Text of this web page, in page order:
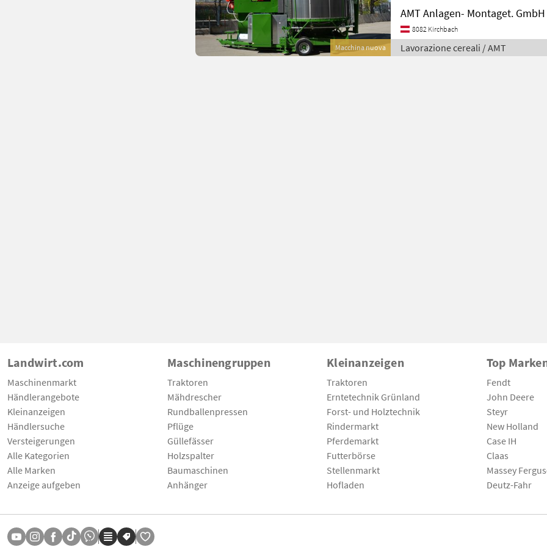
Macchina nuova
AMT Anlagen- Montaget. GmbH
8082 Kirchbach
Lavorazione cereali / AMT
Landwirt.com
Maschinenmarkt
Händlerangebote
Kleinanzeigen
Händlersuche
Versteigerungen
Alle Kategorien
Alle Marken
Anzeige aufgeben
Maschinengruppen
Traktoren
Mähdrescher
Rundballenpressen
Pflüge
Güllefässer
Holzspalter
Baumaschinen
Anhänger
Kleinanzeigen
Traktoren
Erntetechnik Grünland
Forst- und Holztechnik
Rindermarkt
Pferdemarkt
Futterbörse
Stellenmarkt
Hofladen
Top
Fendt
John Deere
Steyr
New Holland
Case IH
Claas
Massey
Deutz-Fahr